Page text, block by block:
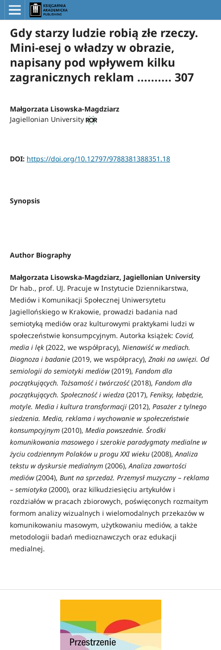
Gdy starzy ludzie robią złe rzeczy.
Mini-esej o władzy w obrazie,
napisany pod wpływem kilku
zagranicznych reklam .......... 307
Małgorzata Lisowska-Magdziarz
Jagiellonian University
DOI: https://doi.org/10.12797/9788381388351.18
Synopsis
Author Biography
Małgorzata Lisowska-Magdziarz, Jagiellonian University
Dr hab., prof. UJ. Pracuje w Instytucie Dziennikarstwa,
Mediów i Komunikacji Społecznej Uniwersytetu
Jagiellońskiego w Krakowie, prowadzi badania nad
semiotyką mediów oraz kulturowymi praktykami ludzi w
społeczeństwie konsumpcyjnym. Autorka książek: Covid,
media i lęk(2022, we współpracy), Nienawiść w mediach.
Diagnoza i badanie(2019, we współpracy), Znaki na uwięzi. Od
semiologii do semiotyki mediów(2019), Fandom dla
początkujących. Tożsamość i twórczość(2018), Fandom dla
początkujących. Społeczność i wiedza(2017), Feniksy, łabędzie,
motyle. Media i kultura transformacji(2012), Pasażer z tylnego
siedzenia. Media, reklama i wychowanie w społeczeństwie
konsumpcyjnym(2010), Media powszednie. Środki
komunikowania masowego i szerokie paradygmaty medialne w
życiu codziennym Polaków u progu XXI wieku(2008),Analiza
tekstu w dyskursie medialnym(2006),Analiza zawartości
mediów(2004), Bunt na sprzedaż. Przemysł muzyczny – reklama
– semiotyka(2000), oraz kilkudziesięciu artykułów i
rozdziałów w pracach zbiorowych, poświęconych rozmaitym
formom analizy wizualnych i wielomodalnych przekazów w
komunikowaniu masowym, użytkowaniu mediów, a także
metodologii badań medioznawczych oraz edukacji
medialnej.